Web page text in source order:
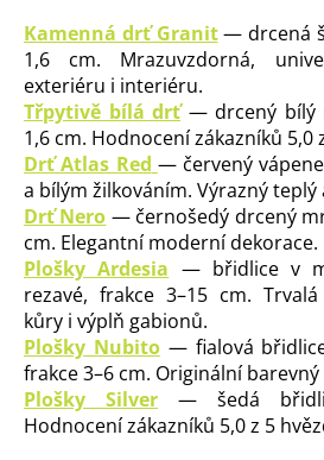
Kamenná drť Granit— drcená
1,6 cm. Mrazuvzdorná,
exteriéru i interiéru.
Třpytivě bílá drť— drcený bílý
1,6 cm. Hodnocení zákazníků 5,0
Drť Atlas Red — červený
a bílým žilkováním. Výrazný teplý
Drť Nero — černošedý drcený
cm. Elegantní moderní dekorace.
Plošky Ardesia — břidlice v
rezavé, frakce 3–15 cm.
kůry i výplň gabionů.
Plošky Nubito— fialová
frakce 3–6 cm. Originální barevný
Plošky Silver — šedá
Hodnocení zákazníků 5,0 z 5